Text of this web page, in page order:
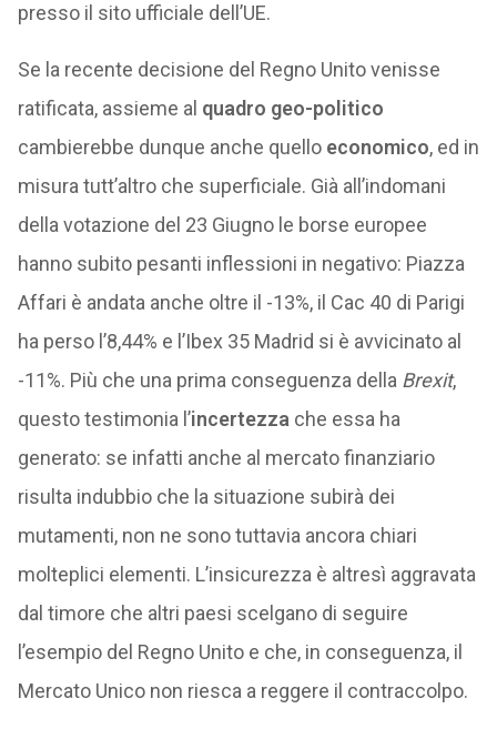
presso il sito ufficiale dell’UE.
Se la recente decisione del Regno Unito venisse
ratificata, assieme al quadro geo-politico
cambierebbe dunque anche quello economico, ed in
misura tutt’altro che superficiale. Già all’indomani
della votazione del 23 Giugno le borse europee
hanno subito pesanti inflessioni in negativo: Piazza
Affari è andata anche oltre il -13%, il Cac 40 di Parigi
ha perso l’8,44% e l’Ibex 35 Madrid si è avvicinato al
-11%. Più che una prima conseguenza della Brexit,
questo testimonia l’incertezza che essa ha
generato: se infatti anche al mercato finanziario
risulta indubbio che la situazione subirà dei
mutamenti, non ne sono tuttavia ancora chiari
molteplici elementi. L’insicurezza è altresì aggravata
dal timore che altri paesi scelgano di seguire
l’esempio del Regno Unito e che, in conseguenza, il
Mercato Unico non riesca a reggere il contraccolpo.